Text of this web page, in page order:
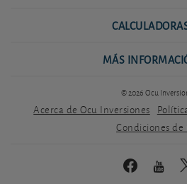
MÁS
© 2026 Ocu
Acerca de Ocu Inversiones
Condiciones de